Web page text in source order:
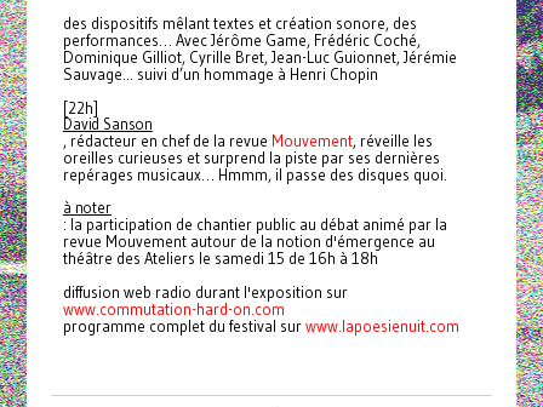
des dispositifs mêlant textes et création sonore, des
performances… Avec Jérôme Game, Frédéric Coché,
Dominique Gilliot, Cyrille Bret, Jean-Luc Guionnet, Jérémie
Sauvage... suivi d’un hommage à Henri Chopin
[22h]
David Sanson
, rédacteur en chef de la revue Mouvement, réveille les
oreilles curieuses et surprend la piste par ses dernières
repérages musicaux… Hmmm, il passe des disques quoi.
à noter
: la participation de chantier public au débat animé par la
revue Mouvement autour de la notion d'émergence au
théâtre des Ateliers le samedi 15 de 16h à 18h
diffusion web radio durant l'exposition sur
www.commutation-hard-on.com
programme complet du festival surwww.lapoesienuit.com